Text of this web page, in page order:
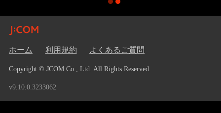
ホーム 利用規約 よくあるご質問
Copyright © JCOM Co., Ltd. All Rights Reserved.
v9.10.0.3233062